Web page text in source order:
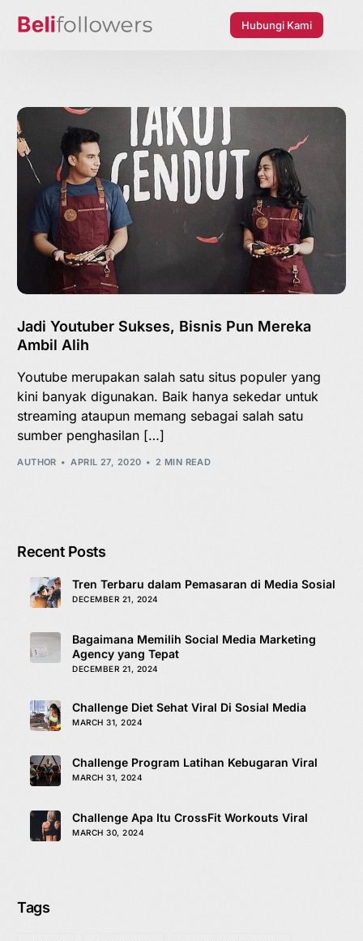
Hubungi Kami
Jadi Youtuber Sukses, Bisnis Pun Mereka
Ambil Alih
Youtube merupakan salah satu situs populer yang
kini banyak digunakan. Baik hanya sekedar untuk
streaming ataupun memang sebagai salah satu
sumber penghasilan […]
AUTHOR APRIL 27, 2020 2 MIN READ
Recent Posts
Tren Terbaru dalam Pemasaran di Media Sosial
DECEMBER 21, 2024
Bagaimana Memilih Social Media Marketing
Agency yang Tepat
DECEMBER 21, 2024
Challenge Diet Sehat Viral Di Sosial Media
MARCH 31, 2024
Challenge Program Latihan Kebugaran Viral
MARCH 31, 2024
Challenge Apa Itu CrossFit Workouts Viral
MARCH 30, 2024
Tags